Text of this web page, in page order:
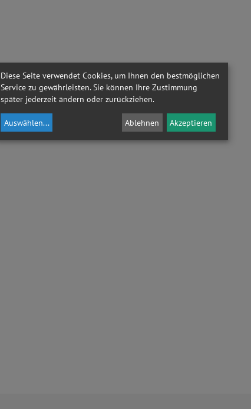
Diese Seite verwendet Cookies, um Ihnen den bestmöglichen
Service zu gewährleisten. Sie können Ihre Zustimmung
später jederzeit ändern oder zurückziehen.
Auswählen... Ablehnen Akzeptieren